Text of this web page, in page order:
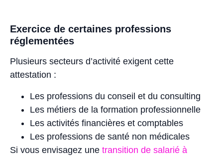
Exercice de certaines professions
réglementées
Plusieurs secteurs d’activité exigent cette
attestation :
Les professions du conseil et du consulting
Les métiers de la formation professionnelle
Les activités financières et comptables
Les professions de santé non médicales
Si vous envisagez une transition de salarié à